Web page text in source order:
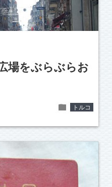
場をぶらぶらお
folder トルコ